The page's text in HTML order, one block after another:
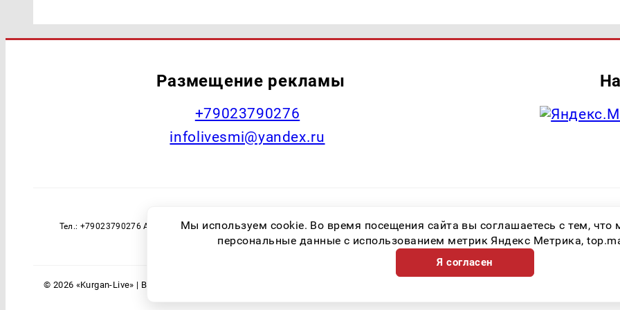
Размещение рекламы
+79023790276
infolivesmi@yandex.ru
Тел.: +79023790276 Адрес эл. почты: infolivesmi@yandex.ru Знак информационной продукции: 16+ Зарегистрировавший орган:
технологий и массовых коммуникаций (Роскомнадзор) Регистрационный номер СМИ ЭЛ № ФС
© 2026 «Kurgan-Live» | Все права защищены
Мы используем cookie. Во время посещения сайта вы соглашаетесь с тем,
персональные данные с использованием метрик Яндекс Метрика,
Я согласен